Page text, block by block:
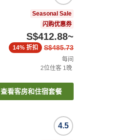
Seasonal Sale
闪购优惠券
S$412.88~
S$485.73
14% 折扣
每间
2位住客 1晚
查看客房和住宿套餐
4.5